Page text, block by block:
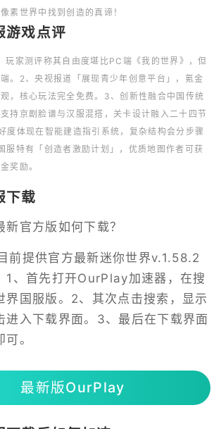
素世界中找到创造的真谛！
游戏点评
玩家测评称其自由度堪比PC端《我的世界》，但
。2、央视报道「展现青少年创意平台」，氪金
，核心玩法完全免费。3、创新性融合中国传统
持京剧脸谱与汉服混搭，关卡设计融入二十四节
度体现在智能建造指引系统，复杂结构会分步骤
服特有「创造者激励计划」，优质地图作者可获
奖励。
下载
官方版如何下载？
前提供官方最新迷你世界v.1.58.2
1、首先打开OurPlay加速器，在搜
界国服版。2、其次点击搜索，显示
进入下载界面。3、最后在下载界面
。
最新版OurPlay